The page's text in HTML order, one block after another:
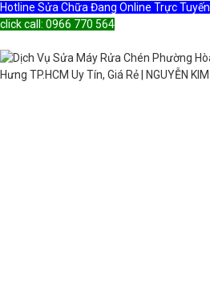
Hotline Sửa Chữa Đang Online Trực Tuyến
click call: 0966 770 564